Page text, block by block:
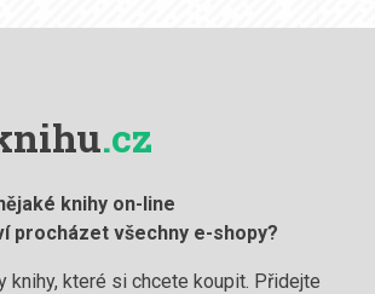
.cz
knihy on-line
procházet všechny e-shopy?
knihy, které si chcete koupit. Přidejte